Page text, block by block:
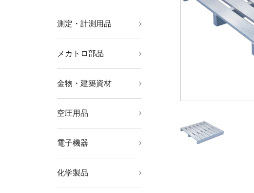
測定・計測用品 測定工具
光学・精密測定機器
撮影機器
測量用品
工業用計測機器
環境計測機器
メカトロ部品
軸受・駆動機器・伝導
機械部品
工業用素材
金物・建築資材 ねじ・ボルト・ナット
ファスニングツール
キャスター
建築金物
建築資材
航空機関連用品
空圧用品 コンプレッサー
空圧・油圧機器
流体継手・チューブ
工業用フィルター
電子機器 はんだ用品
静電気対策用品
電気・電子部品
電設配線部品
化学製品 接着剤・補修剤
化学製品